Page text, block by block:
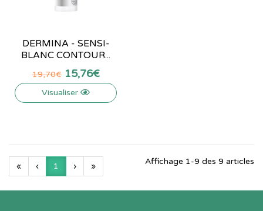
DERMINA - SENSI-
BLANC CONTOUR...
19,70€ 15,76€
Visualiser
« ‹ 1 › » Affichage 1-9 des 9 articles